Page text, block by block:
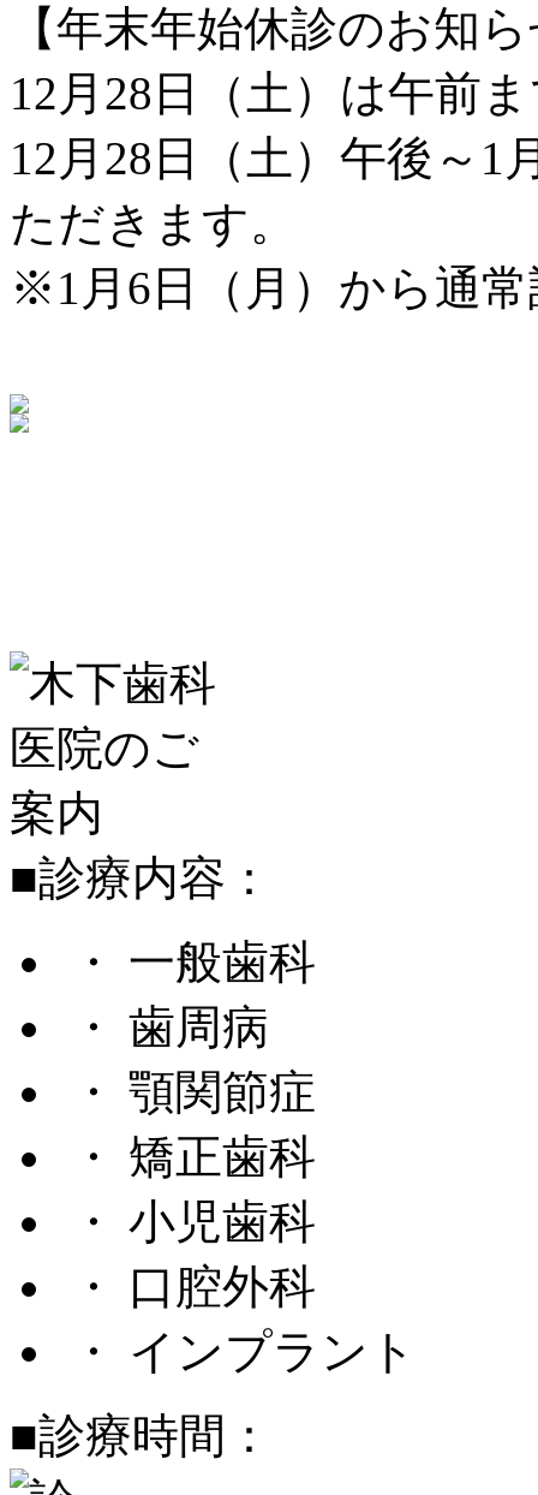
【年末年始休診のお知
12月28日（土）は午前
12月28日（土）午後～1
ただきます。
※1月6日（月）から通
■診療内容：
・ 一般歯科
・ 歯周病
・ 顎関節症
・ 矯正歯科
・ 小児歯科
・ 口腔外科
・ インプラント
■診療時間：